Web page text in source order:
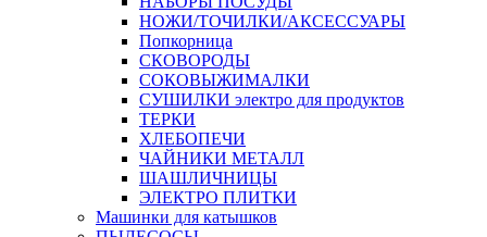
НОЖИ/ТОЧИЛКИ/АКСЕССУАРЫ
Попкорница
СКОВОРОДЫ
СОКОВЫЖИМАЛКИ
СУШИЛКИ электро для продуктов
ТЕРКИ
ХЛЕБОПЕЧИ
ЧАЙНИКИ МЕТАЛЛ
ШАШЛИЧНИЦЫ
ЭЛЕКТРО ПЛИТКИ
Машинки для катышков